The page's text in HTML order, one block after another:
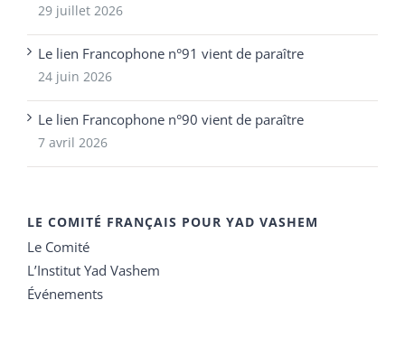
29 juillet 2026
Le lien Francophone n°91 vient de paraître
24 juin 2026
Le lien Francophone n°90 vient de paraître
7 avril 2026
LE COMITÉ FRANÇAIS POUR YAD VASHEM
Le Comité
L’Institut Yad Vashem
Événements